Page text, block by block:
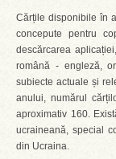
Cărțile disponibile în
concepute pentru
descărcarea
română - engleză,
subiecte actuale și
anului, numărul
aproximativ 160.
ucraineană, special
din Ucraina.